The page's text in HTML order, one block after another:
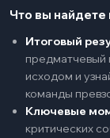
Что вы найдете
Итоговый
предматчевый
исходом и
команды
Ключевые
критических